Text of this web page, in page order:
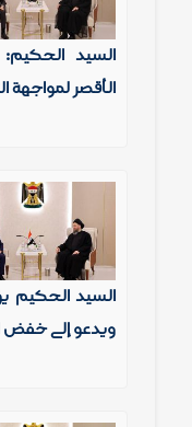
السيد
الأقصر لمواجهة
السيد الحكيم
ويدعو إلى خفض